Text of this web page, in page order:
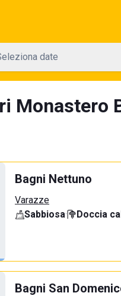
date
Monastero
Bagni Nettuno
Varazze
Sabbiosa· Doccia
Bagni San